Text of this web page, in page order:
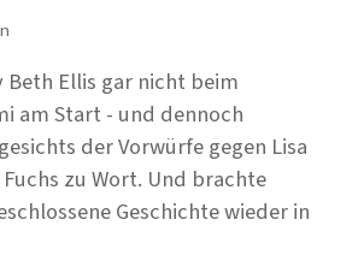
Beth Ellis gar nicht beim
am Start - und dennoch
der Vorwürfe gegen Lisa
zu Wort. Und brachte
Geschichte wieder in